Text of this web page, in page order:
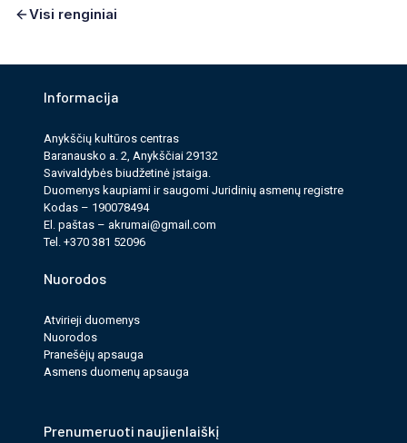
Visi renginiai
Informacija
Anykščių kultūros cen­tras
Baranausko a. 2, Anykščiai 29132
Savi­valdy­bės biudžet­inė įstaiga.
Duomenys kau­pi­ami ir saugomi Juri­dinių asmenų reg­istre
Kodas – 190078494
El. paš­tas – akrumai@gmail.com
Tel. +370 381 52096
Nuorodos
Atvirieji duomenys
Nuorodos
Pranešėjų apsauga
Asmens duomenų apsauga
Prenumeruoti naujienlaiškį